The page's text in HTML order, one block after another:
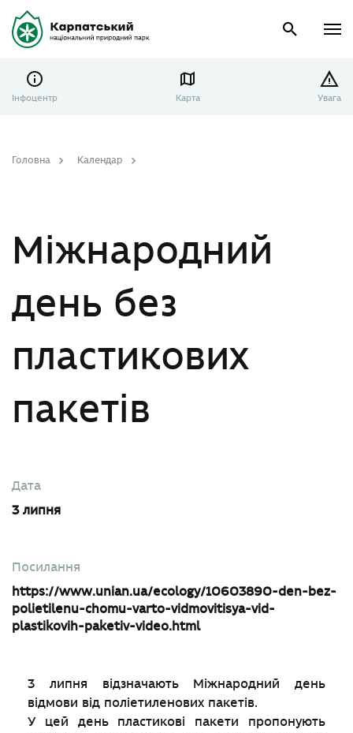
Інфоцентр Карта Увага
Головна
Календар
Міжнародний
день без
пластикових
пакетів
Дата
3 липня
Посилання
https://www.unian.ua/ecology/10603890-den-bez-
polietilenu-chomu-varto-vidmovitisya-vid-
plastikovih-paketiv-video.html
3 липня відзначають Міжнародний день
відмови від поліетиленових пакетів.
У цей день пластикові пакети пропонують